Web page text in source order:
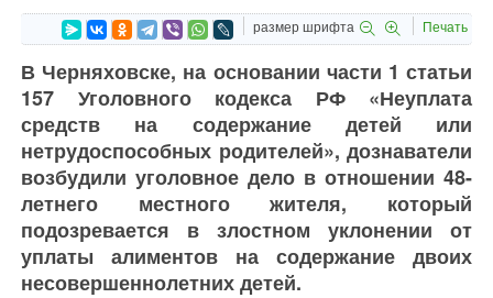
размер шрифта Печать
В Черняховске, на основании части 1 статьи
157 Уголовного кодекса РФ «Неуплата
средств на содержание детей или
нетрудоспособных родителей», дознаватели
возбудили уголовное дело в отношении 48-
летнего местного жителя, который
подозревается в злостном уклонении от
уплаты алиментов на содержание двоих
несовершеннолетних детей.